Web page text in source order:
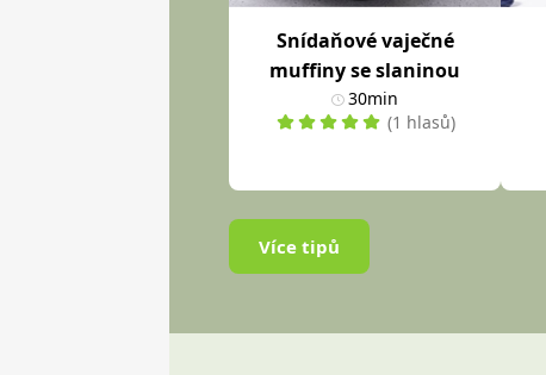
Snídaňové vaječné
muffiny se slaninou
30min
(1 hlasů)
Více tipů